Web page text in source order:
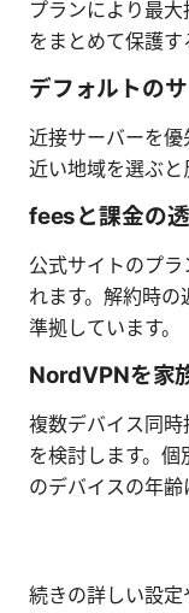
プランにより最
をまとめて保護す
デフォルトの
近接サーバーを
近い地域を選ぶと
feesと課金の
公式サイトのプ
れます。解約時
準拠しています。
NordVPNを家
複数デバイス同
を検討します。
のデバイスの年齢
続きの詳しい設